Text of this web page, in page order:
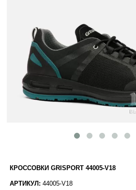
КРОССОВКИ GRISPORT 44005-V18
АРТИКУЛ: 44005-V18